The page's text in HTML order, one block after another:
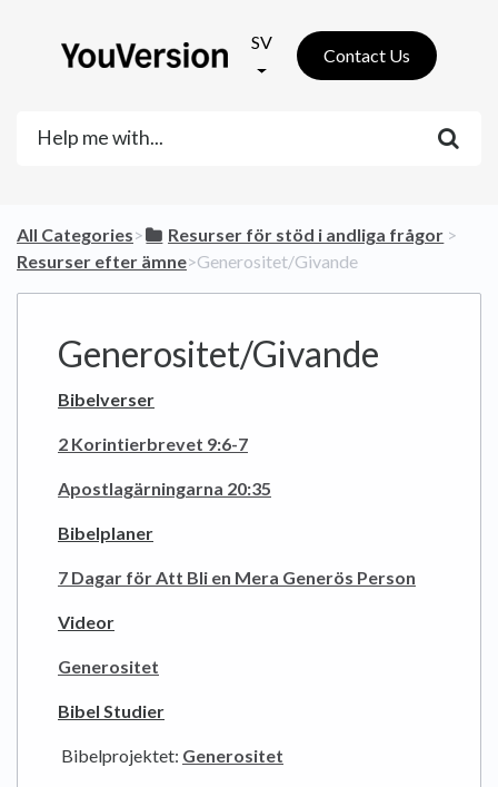
SV
Contact Us
All Categories​>​ ​Resurser för stöd i andliga frågor ​ > ​
Resurser efter ämne​>​ Generositet/Givande
Generositet/Givande
Bibelverser
2 Korintierbrevet 9:6-7
Apostlagärningarna 20:35
Bibelplaner
7 Dagar för Att Bli en Mera Generös Person
Videor
Generositet
Bibel Studier
Bibelprojektet: Generositet